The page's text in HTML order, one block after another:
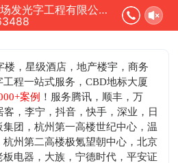
深圳字工场发光字工程有限公司正在为您服务
楼，星级酒店，地产楼宇，商务
程一站式服务，CBD地标大厦
案例 ！服务腾讯，顺丰，万
，李宁，抖音，快手，深业，日
团，杭州第一高楼世纪中心，温
州第二高楼极氪望朝中心，北京
电器，大族，宁德时代，平安证